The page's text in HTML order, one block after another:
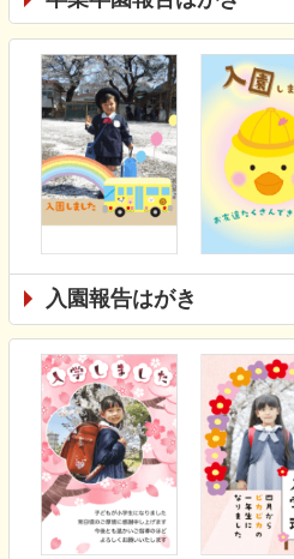
入園報告はがき